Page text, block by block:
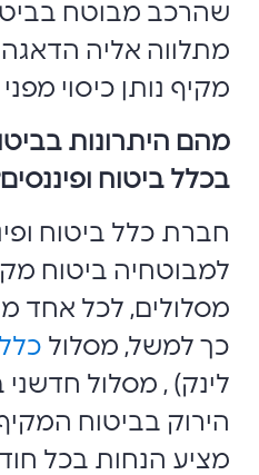
שהרכב מבוטח
מתלווה אליה
מקיף נותן כיסוי
מהם היתרונות
בכלל ביטוח
חברת כלל ביטוח
למבוטחיה ביטוח
מסלולים, לכל אחד
כך למשל, מסלול כלל Behave
לינק) , מסלול
הירוק בביטוח
מציע הנחות בכל